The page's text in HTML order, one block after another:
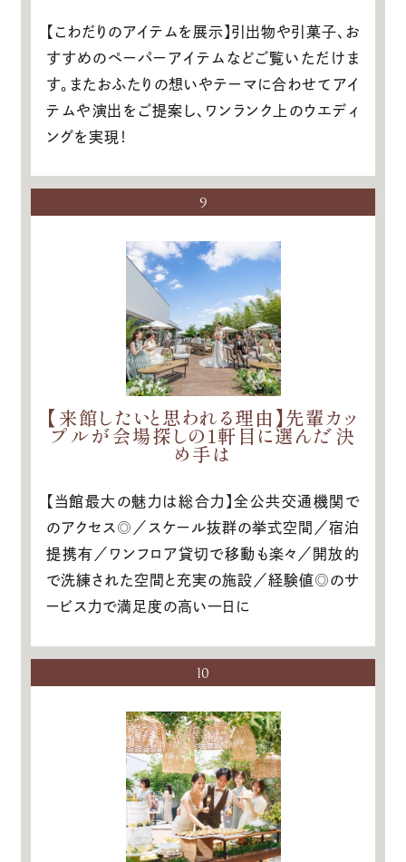
【こわだりのアイテムを展示】引出物や引菓子、お
すすめのペーパーアイテムなどご覧いただけま
す。またおふたりの想いやテーマに合わせてアイ
テムや演出をご提案し、ワンランク上のウエディ
ングを実現！
9
【来館したいと思われる理由】先輩カッ
プルが会場探しの1軒目に選んだ決
め手は
【当館最大の魅力は総合力】全公共交通機関で
のアクセス◎／スケール抜群の挙式空間／宿泊
提携有／ワンフロア貸切で移動も楽々／開放的
で洗練された空間と充実の施設／経験値◎のサ
ービス力で満足度の高い一日に
10